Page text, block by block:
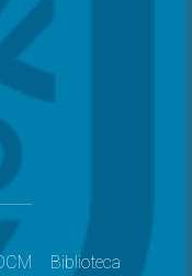
Biblioteca